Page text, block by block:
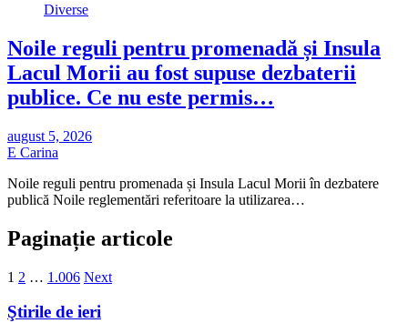
Diverse
Noile reguli pentru promenadă și Insula
Lacul Morii au fost supuse dezbaterii
publice. Ce nu este permis…
august 5, 2026
E Carina
Noile reguli pentru promenada și Insula Lacul Morii în dezbatere
publică Noile reglementări referitoare la utilizarea…
Paginație articole
1 2 … 1.006 Next
Ştirile de ieri